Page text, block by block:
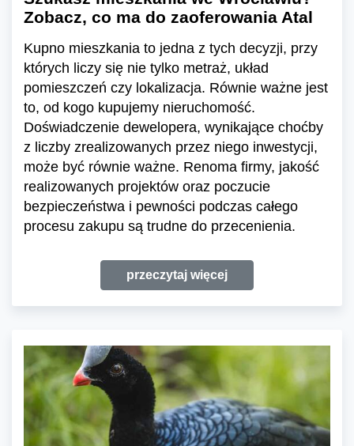
Zobacz, co ma do zaoferowania Atal
Kupno mieszkania to jedna z tych decyzji, przy
których liczy się nie tylko metraż, układ
pomieszczeń czy lokalizacja. Równie ważne jest
to, od kogo kupujemy nieruchomość.
Doświadczenie dewelopera, wynikające choćby
z liczby zrealizowanych przez niego inwestycji,
może być równie ważne. Renoma firmy, jakość
realizowanych projektów oraz poczucie
bezpieczeństwa i pewności podczas całego
procesu zakupu są trudne do przecenienia.
przeczytaj więcej